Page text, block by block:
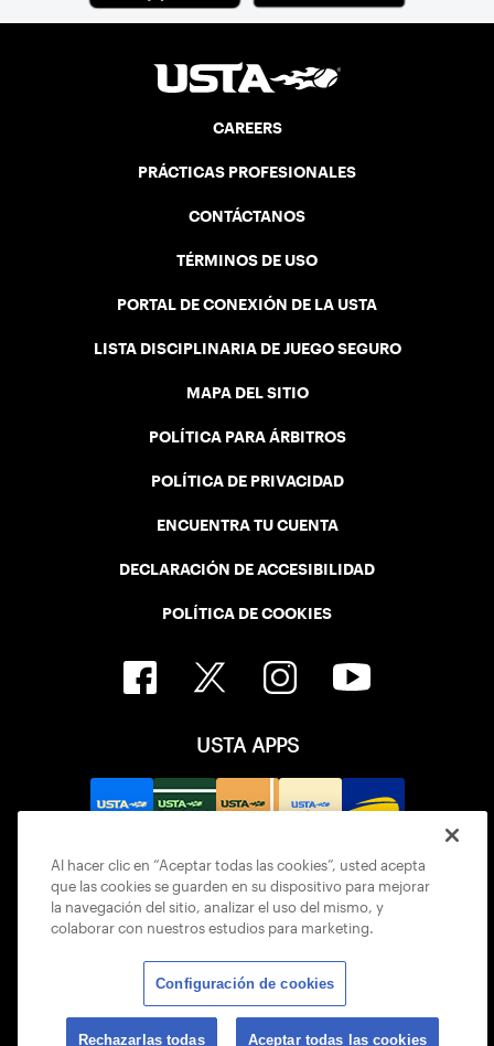
CAREERS
PRÁCTICAS PROFESIONALES
CONTÁCTANOS
TÉRMINOS DE USO
PORTAL DE CONEXIÓN DE LA USTA
LISTA DISCIPLINARIA DE JUEGO SEGURO
MAPA DEL SITIO
POLÍTICA PARA ÁRBITROS
POLÍTICA DE PRIVACIDAD
ENCUENTRA TU CUENTA
DECLARACIÓN DE ACCESIBILIDAD
POLÍTICA DE COOKIES
USTA APPS
© 2026 USTA ALL RIGHTS RESERVED
Al hacer clic en “Aceptar todas las cookies”, usted acepta
que las cookies se guarden en su dispositivo para mejorar
la navegación del sitio, analizar el uso del mismo, y
colaborar con nuestros estudios para marketing.
Configuración de cookies
Rechazarlas todas Aceptar todas las cookies